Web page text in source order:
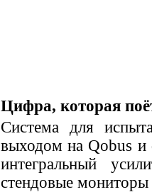
Цифра, которая
Система для
выходом на Qobus и
интегральный
стендовые